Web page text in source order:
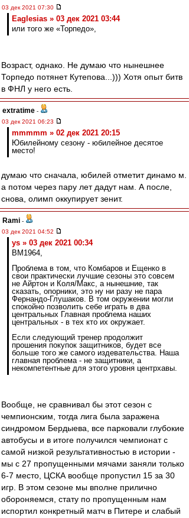
03 дек 2021 07:30
Eaglesias » 03 дек 2021 03:44
или того же «Торпедо»,
Возраст, однако. Не думаю что нынешнее
Торпедо потянет Кутепова...))) Хотя опыт битв
в ФНЛ у него есть.
extratime -
03 дек 2021 06:23
mmmmm » 02 дек 2021 20:15
Юбилейному сезону - юбилейное десятое
место!
думаю что сначала, юбилей отметит динамо м.
а потом через пару лет дадут нам. А после,
снова, олимп оккупирует зенит.
Rami -
03 дек 2021 04:52
ys » 03 дек 2021 00:34
BM1964,
Проблема в том, что Комбаров и Ещенко в
свои практически лучшие сезоны это совсем
не Айртон и Коля/Макс, а нынешние, так
сказать, опорники, это ну ни разу не пара
Фернандо-Глушаков. В том окружении могли
спокойно позволить себе играть в два
центральных Главная проблема наших
центральных - в тех кто их окружает.
Если следующий тренер продолжит
прошения покупок защитников, будет все
больше того же самого издевательства. Наша
главная проблема - не защитники, а
некомпетентные для этого уровня центрхавы.
Вообще, не сравнивал бы этот сезон с
чемпионским, тогда лига была заражена
синдромом Бердыева, все парковали глубокие
автобусы и в итоге получился чемпионат с
самой низкой результативностью в истории -
мы с 27 пропущенными мячами заняли только
6-7 место, ЦСКА вообще пропустил 15 за 30
игр. В этом сезоне мы вполне прилично
обороняемся, стату по пропущенным нам
испортил конкретный матч в Питере и слабый